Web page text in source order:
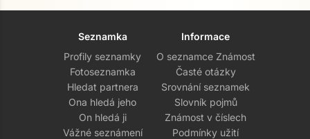
Seznamka
Profily seznamky
Fotoseznamka
Hledat partnera
Ona hledá jeho
On hledá ji
Vážné seznámení
Informace
O seznamce Známost
Časté otázky
Srovnání seznamek
Slovník pojmů
Známost v číslech
Podmínky užití